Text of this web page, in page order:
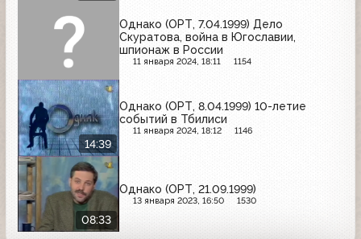
Однако (ОРТ, 7.04.1999) Дело
Скуратова, война в Югославии,
шпионаж в России
11 января 2024, 18:11 1154
14:39
Однако (ОРТ, 8.04.1999) 10-летие
событий в Тбилиси
11 января 2024, 18:12 1146
08:33
Однако (ОРТ, 21.09.1999)
13 января 2023, 16:50 1530